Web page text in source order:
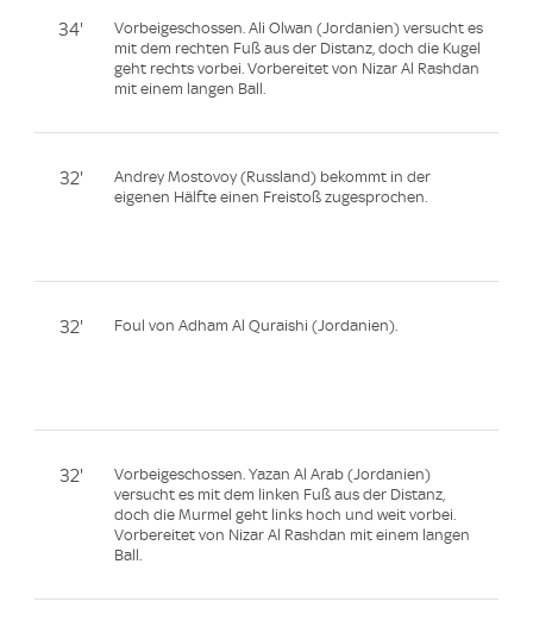
34'
Vorbeigeschossen. Ali Olwan (Jordanien) versucht es
mit dem rechten Fuß aus der Distanz, doch die Kugel
geht rechts vorbei. Vorbereitet von Nizar Al Rashdan
mit einem langen Ball.
32'
Andrey Mostovoy (Russland) bekommt in der
eigenen Hälfte einen Freistoß zugesprochen.
32' Foul von Adham Al Quraishi (Jordanien).
32'
Vorbeigeschossen. Yazan Al Arab (Jordanien)
versucht es mit dem linken Fuß aus der Distanz,
doch die Murmel geht links hoch und weit vorbei.
Vorbereitet von Nizar Al Rashdan mit einem langen
Ball.